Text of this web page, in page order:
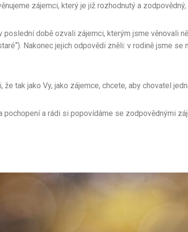
zájemci, který je již rozhodnutý a
poslední době ozvali zájemci, kterým jsme věnovali
Nakonec jejich odpovědi zněli: v rodině jsme
že tak jako Vy, jako zájemce, chcete, aby chovatel
pochopení a rádi si popovídáme se zodpovědnými